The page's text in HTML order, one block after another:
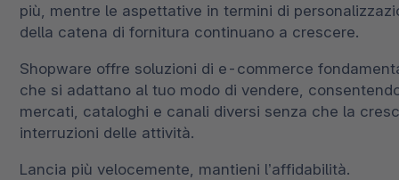
Shopware PaaS
Migrazione
Multichannel Connect
Composable Frontends
Podcast
più, mentre le aspettative in termini di
della catena di fornitura continuano a crescere.
Shopware offre soluzioni di e-commerce
che si adattano al tuo modo di vendere,
mercati, cataloghi e canali diversi senza che la
interruzioni delle attività.
Lancia più velocemente, mantieni l’affidabilità.